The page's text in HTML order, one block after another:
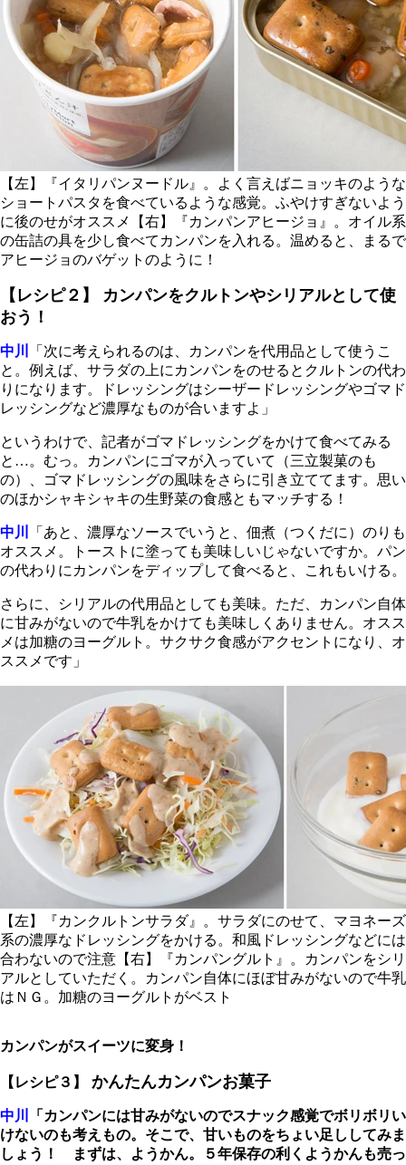
【左】『イタリパンヌードル』。よく言えばニョッキのような
ショートパスタを食べているような感覚。ふやけすぎないよう
に後のせがオススメ【右】『カンパンアヒージョ』。オイル系
の缶詰の具を少し食べてカンパンを入れる。温めると、まるで
アヒージョのバゲットのように！
【レシピ２】
カンパンをクルトンやシリアルとして使
おう！
中川
「次に考えられるのは、カンパンを代用品として使うこ
と。例えば、サラダの上にカンパンをのせるとクルトンの代わ
りになります。ドレッシングはシーザードレッシングやゴマド
レッシングなど濃厚なものが合いますよ」
というわけで、記者がゴマドレッシングをかけて食べてみる
と…。むっ。カンパンにゴマが入っていて（三立製菓のも
の）、ゴマドレッシングの風味をさらに引き立ててます。思い
のほかシャキシャキの生野菜の食感ともマッチする！
中川
「あと、濃厚なソースでいうと、佃煮（つくだに）のりも
オススメ。トーストに塗っても美味しいじゃないですか。パン
の代わりにカンパンをディップして食べると、これもいける。
さらに、シリアルの代用品としても美味。ただ、カンパン自体
に甘みがないので牛乳をかけても美味しくありません。オスス
メは加糖のヨーグルト。サクサク食感がアクセントになり、オ
ススメです」
【左】『カンクルトンサラダ』。サラダにのせて、マヨネーズ
系の濃厚なドレッシングをかける。和風ドレッシングなどには
合わないので注意【右】『カンパングルト』。カンパンをシリ
アルとしていただく。カンパン自体にほぼ甘みがないので牛乳
はＮＧ。加糖のヨーグルトがベスト
カンパンがスイーツに変身！
【レシピ３】 かんたんカンパンお菓子
中川
「カンパンには甘みがないのでスナック感覚でボリボリい
けないのも考えもの。そこで、甘いものをちょい足ししてみま
しょう！ まずは、ようかん。５年保存の利くようかんも売っ